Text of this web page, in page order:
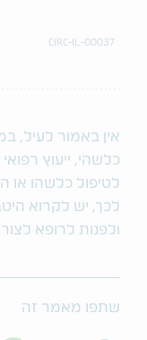
אין באמור לעיל,
כלשהי, ייעוץ
לטיפול כלשהו או
לכך, יש לקרוא
ולפנות לרופא
שתפו מאמר זה